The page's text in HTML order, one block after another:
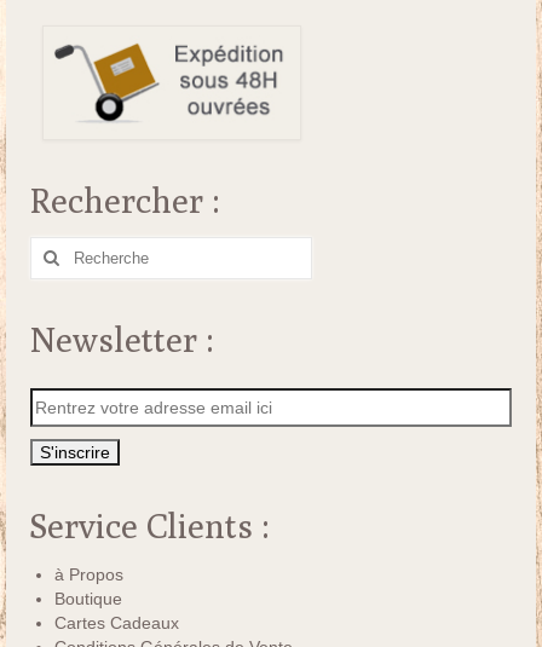
Rechercher :
Rechercher
Newsletter :
Service Clients :
à Propos
Boutique
Cartes Cadeaux